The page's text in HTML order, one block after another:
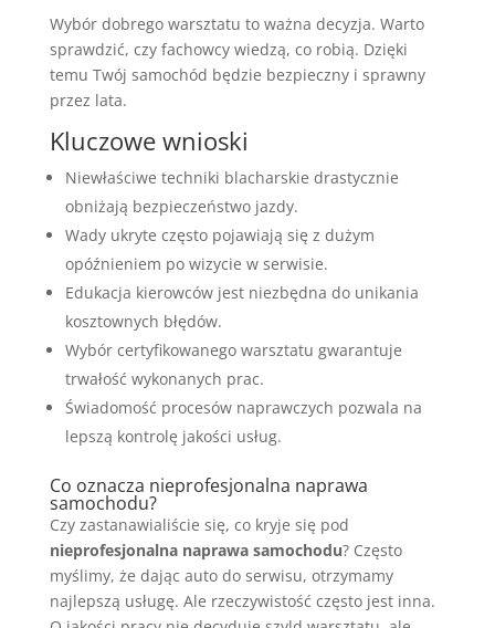
Wybór dobrego warsztatu to ważna decyzja. Warto
sprawdzić, czy fachowcy wiedzą, co robią. Dzięki
temu Twój samochód będzie bezpieczny i sprawny
przez lata.
Kluczowe wnioski
Niewłaściwe techniki blacharskie drastycznie
obniżają bezpieczeństwo jazdy.
Wady ukryte często pojawiają się z dużym
opóźnieniem po wizycie w serwisie.
Edukacja kierowców jest niezbędna do unikania
kosztownych błędów.
Wybór certyfikowanego warsztatu gwarantuje
trwałość wykonanych prac.
Świadomość procesów naprawczych pozwala na
lepszą kontrolę jakości usług.
Co oznacza nieprofesjonalna naprawa
samochodu?
Czy zastanawialiście się, co kryje się pod
nieprofesjonalna naprawa samochodu? Często
myślimy, że dając auto do serwisu, otrzymamy
najlepszą usługę. Ale rzeczywistość często jest inna.